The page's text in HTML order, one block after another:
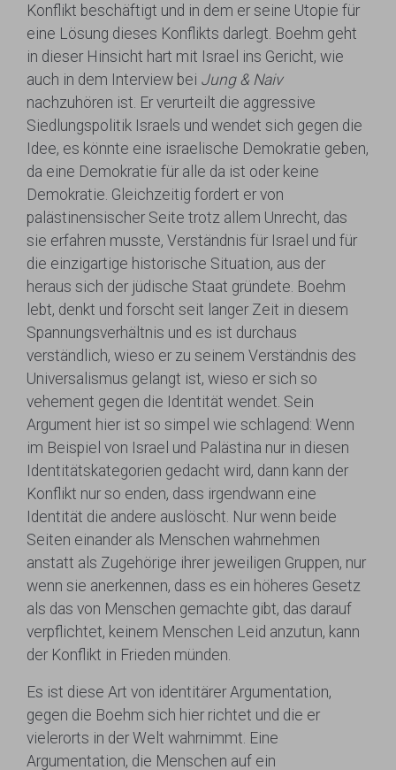
Konflikt beschäftigt und in dem er seine Utopie für
eine Lösung dieses Konflikts darlegt. Boehm geht
in dieser Hinsicht hart mit Israel ins Gericht, wie
auch in dem Interview bei Jung & Naiv
nachzuhören ist. Er verurteilt die aggressive
Siedlungspolitik Israels und wendet sich gegen die
Idee, es könnte eine israelische Demokratie geben,
da eine Demokratie für alle da ist oder keine
Demokratie. Gleichzeitig fordert er von
palästinensischer Seite trotz allem Unrecht, das
sie erfahren musste, Verständnis für Israel und für
die einzigartige historische Situation, aus der
heraus sich der jüdische Staat gründete. Boehm
lebt, denkt und forscht seit langer Zeit in diesem
Spannungsverhältnis und es ist durchaus
verständlich, wieso er zu seinem Verständnis des
Universalismus gelangt ist, wieso er sich so
vehement gegen die Identität wendet. Sein
Argument hier ist so simpel wie schlagend: Wenn
im Beispiel von Israel und Palästina nur in diesen
Identitätskategorien gedacht wird, dann kann der
Konflikt nur so enden, dass irgendwann eine
Identität die andere auslöscht. Nur wenn beide
Seiten einander als Menschen wahrnehmen
anstatt als Zugehörige ihrer jeweiligen Gruppen, nur
wenn sie anerkennen, dass es ein höheres Gesetz
als das von Menschen gemachte gibt, das darauf
verpflichtet, keinem Menschen Leid anzutun, kann
der Konflikt in Frieden münden.
Es ist diese Art von identitärer Argumentation,
gegen die Boehm sich hier richtet und die er
vielerorts in der Welt wahrnimmt. Eine
Argumentation, die Menschen auf ein